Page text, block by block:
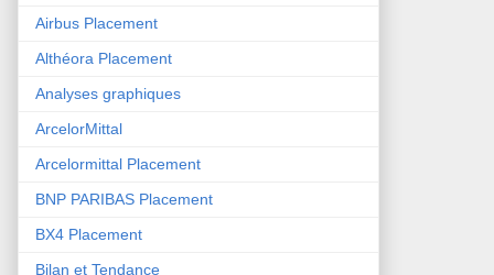
Airbus Placement
Althéora Placement
Analyses graphiques
ArcelorMittal
Arcelormittal Placement
BNP PARIBAS Placement
BX4 Placement
Bilan et Tendance